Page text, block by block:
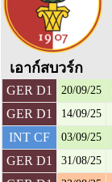
เอาก์สบวร์ก
GER D1 20/09/25
GER D1
14/09/25
INT CF
03/09/25
GER D1
31/08/25